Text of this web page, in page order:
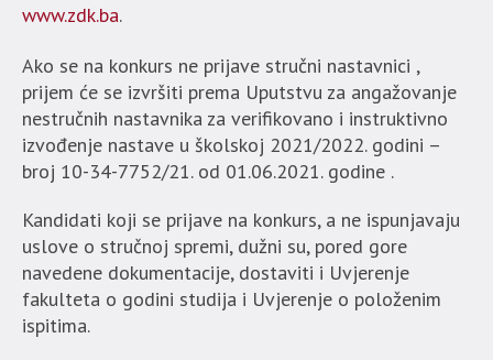
www.zdk.ba.
Ako se na konkurs ne prijave stručni nastavnici ,
prijem će se izvršiti prema Uputstvu za angažovanje
nestručnih nastavnika za verifikovano i instruktivno
izvođenje nastave u školskoj 2021/2022. godini –
broj 10-34-7752/21. od 01.06.2021. godine .
Kandidati koji se prijave na konkurs, a ne ispunjavaju
uslove o stručnoj spremi, dužni su, pored gore
navedene dokumentacije, dostaviti i Uvjerenje
fakulteta o godini studija i Uvjerenje o položenim
ispitima.